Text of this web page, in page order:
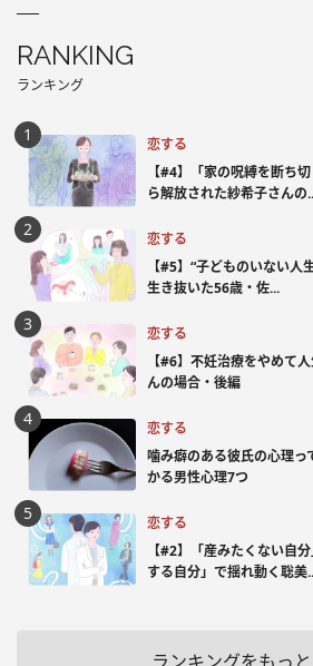
RANKING
ランキング
恋する
【#4】「家の呪縛を断ち
ら解放された紗希子さんの
恋する
【#5】“子どものいない
生き抜いた56歳・佐...
恋する
【#6】不妊治療をやめて
んの場合・後編
恋する
噛み癖のある彼氏の心理
かる男性心理7つ
恋する
【#2】「産みたくない自
する自分」で揺れ動く聡美